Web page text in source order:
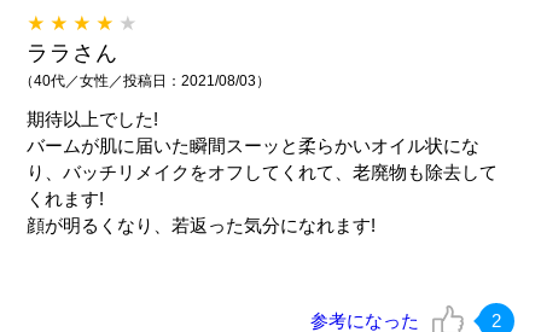
★★★★ ★
ララさん
（40代／女性／投稿日：2021/08/03）
期待以上でした!
バームが肌に届いた瞬間スーッと柔らかいオイル状にな
り、バッチリメイクをオフしてくれて、老廃物も除去して
くれます!
顔が明るくなり、若返った気分になれます!
参考になった 2